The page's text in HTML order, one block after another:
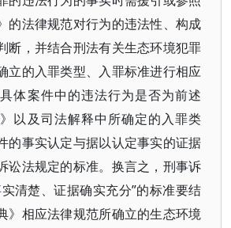
的法律规范对行为的违法性、构成
断，并结合刑法有关生态环境犯罪
立的入罪类型、入罪标准进行相应
体案件中的违法行为是否为前述
以及司法解释中所确定的入罪类
的事实认定与据以认定事实的证据
讼法规定的标准。换言之，刑事诉
清楚、证据确实充分”的标准要结
》相应法律规范所确立的生态环境